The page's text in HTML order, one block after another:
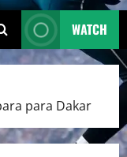
WATCH
para Dakar